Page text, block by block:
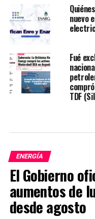
nuevo
Fué
TDF
ENERGÍA
El Gobierno
aumentos de
desde agosto